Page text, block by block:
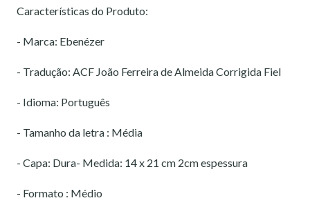
Características do Produto:
- Marca: Ebenézer
- Tradução: ACF João Ferreira de Almeida Corrigida Fiel
- Idioma: Português
- Tamanho da letra : Média
- Capa: Dura- Medida: 14 x 21 cm 2cm espessura
- Formato : Médio